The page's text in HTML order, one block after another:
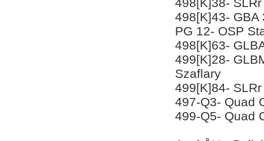
498[K]43-
PG 12- OSP
498[K]63-
499[K]28-
Szaflary
499[K]84-
497-Q3- Quad
499-Q5- Quad